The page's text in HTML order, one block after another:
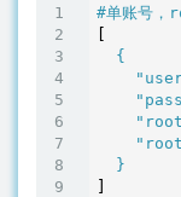
#单账号，
[
  {
]